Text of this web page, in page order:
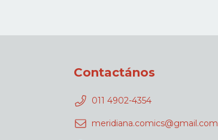
Contactános
011 4902-4354
meridiana.comics@gmail.com